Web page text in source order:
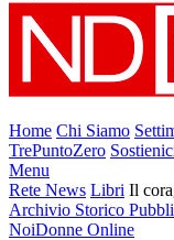
Home Chi Siamo
TrePuntoZero
Menu
Rete News Libri Il
Archivio Storico
NoiDonne Online